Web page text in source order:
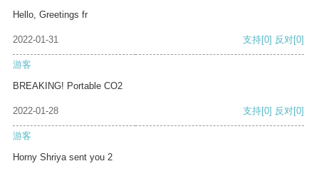
Hello, Greetings fr
2022-01-31 支持[0] 反对[0]
游客
BREAKING! Portable CO2
2022-01-28 支持[0] 反对[0]
游客
Horny Shriya sent you 2